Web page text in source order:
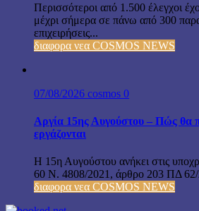
Περισσότεροι από 1.500 έλεγχοι
μέχρι σήμερα σε πάνω από 300
επιχειρήσεις...
διαφορα νεα COSMOS NEWS
07/08/2026 cosmos 0
Αργία 15ης Αυγούστου – Πώς θα
εργάζονται
Η 15η Αυγούστου ανήκει στις
60 Ν. 4808/2021, άρθρο 203 ΠΔ 62/
διαφορα νεα COSMOS NEWS